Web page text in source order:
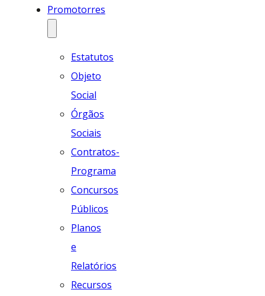
Promotorres
Estatutos
Objeto
Social
Órgãos
Sociais
Contratos-
Programa
Concursos
Públicos
Planos
e
Relatórios
Recursos